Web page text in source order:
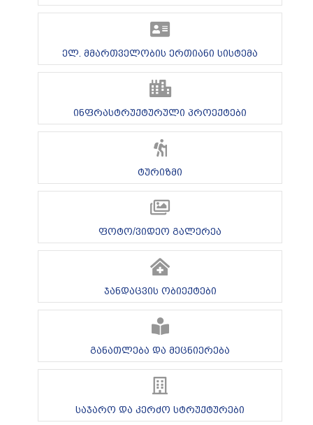
ელ. მმართველობის ერთიანი სისტემა
ინფრასტრუქტურული პროექტები
ტურიზმი
ფოტო/ვიდეო გალერეა
ჯანდაცვის ობიექტები
განათლება და მეცნიერება
საჯარო და კერძო სტრუქტურები